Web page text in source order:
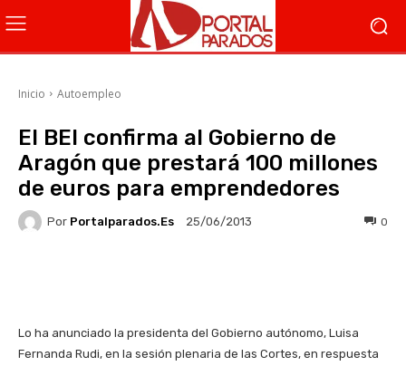
Inicio Autoempleo
El BEI confirma al Gobierno de
Aragón que prestará 100 millones
de euros para emprendedores
Por Portalparados.es 25/06/2013 0
Lo ha anunciado la presidenta del Gobierno autónomo, Luisa
Fernanda Rudi, en la sesión plenaria de las Cortes, en respuesta